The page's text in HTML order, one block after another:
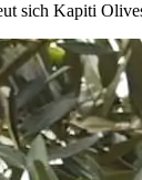
sich Kapiti